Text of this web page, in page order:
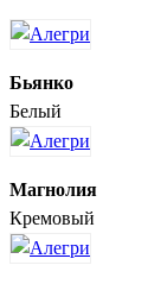
Бьянко
Белый
Магнолия
Кремовый